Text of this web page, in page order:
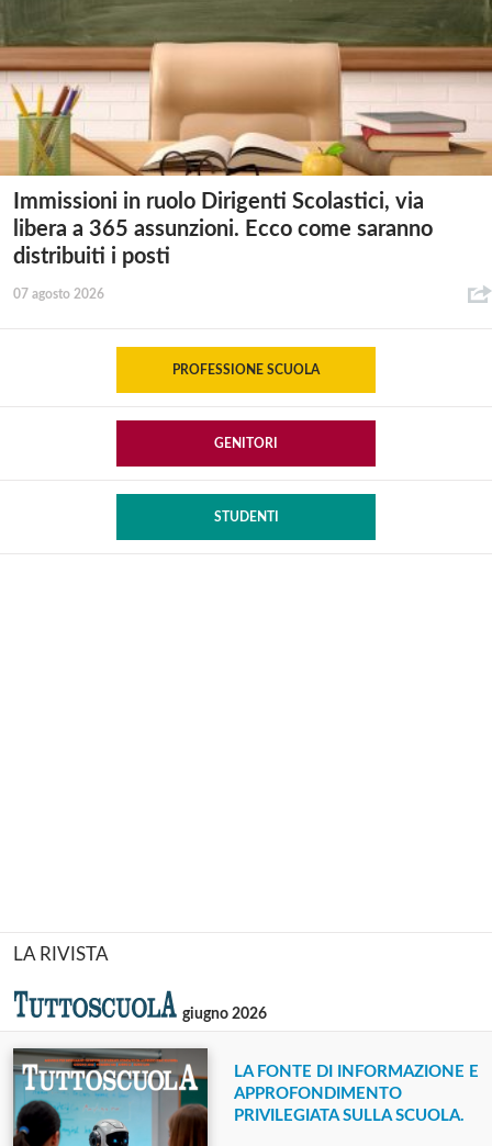
Immissioni in ruolo Dirigenti Scolastici, via
libera a 365 assunzioni. Ecco come saranno
distribuiti i posti
07 agosto 2026
PROFESSIONE SCUOLA
GENITORI
STUDENTI
LA RIVISTA
giugno 2026
LA FONTE DI INFORMAZIONE E
APPROFONDIMENTO
PRIVILEGIATA SULLA SCUOLA.